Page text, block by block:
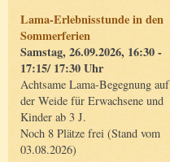
Lama-Erlebnisstunde in den
Sommerferien
Samstag, 26.09.2026, 16:30 -
17:15/ 17:30 Uhr
Achtsame Lama-Begegnung auf
der Weide für Erwachsene und
Kinder ab 3 J.
Noch 8 Plätze frei (Stand vom
03.08.2026)